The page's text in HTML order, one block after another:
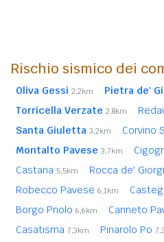
Rischio sismico dei
Oliva Gessi 2,2km Pietra de'
Torricella Verzate 2,8km
Santa Giuletta 3,2km Corvino
Montalto Pavese 3,7km
Castana 5,5km Rocca de' Giorgi
Robecco Pavese 6,1km
Borgo Priolo 6,6km Canneto
Casatisma 7,3km Pinarolo Po